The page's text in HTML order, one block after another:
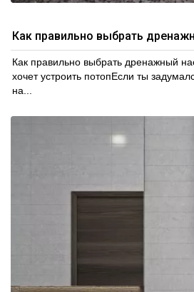
Как правильно выбрать
Как правильно выбрать дренажный
хочет устроить потопЕсли ты
на...